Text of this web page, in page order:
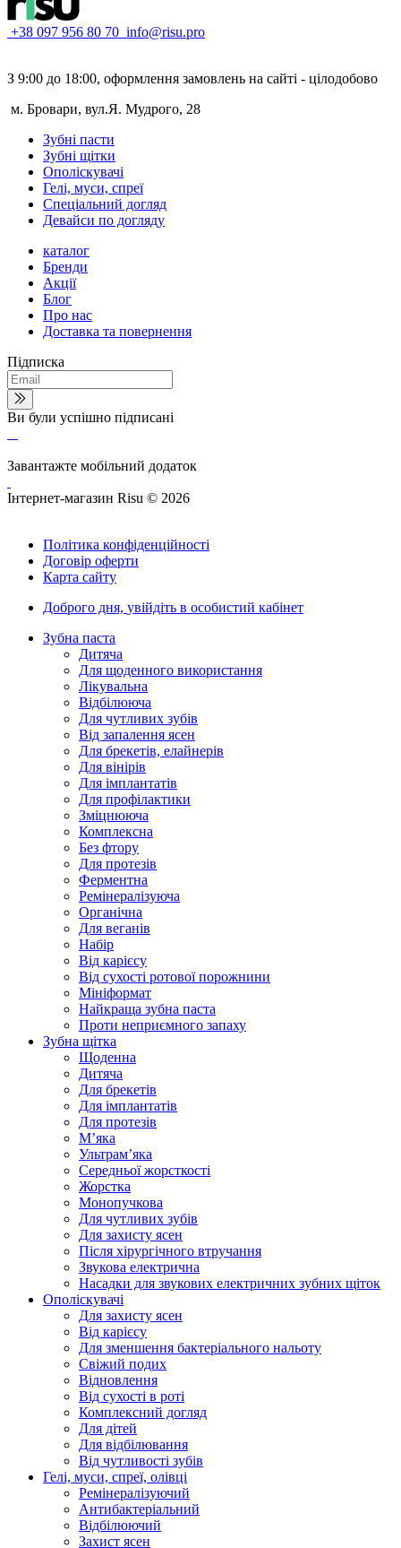
+38 097 956 80 70 info@risu.pro
З 9:00 до 18:00, оформлення замовлень на сайті - цілодобово
м. Бровари, вул.Я. Мудрого, 28
Зубні пасти
Зубні щітки
Ополіскувачі
Гелі, муси, спреї
Спеціальний догляд
Девайси по догляду
каталог
Бренди
Акції
Блог
Про нас
Доставка та повернення
Підписка
Ви були успішно підписані
Завантажте мобільний додаток
Інтернет-магазин Risu © 2026
Політика конфіденційності
Договір оферти
Карта сайту
Доброго дня, увійдіть в особистий кабінет
Зубна паста
Дитяча
Для щоденного використання
Лікувальна
Відбілююча
Для чутливих зубів
Від запалення ясен
Для брекетів, елайнерів
Для вінірів
Для імплантатів
Для профілактики
Зміцнююча
Комплексна
Без фтору
Для протезів
Ферментна
Ремінералізуюча
Органічна
Для веганів
Набір
Від карієсу
Від сухості ротової порожнини
Мініформат
Найкраща зубна паста
Проти неприємного запаху
Зубна щітка
Щоденна
Дитяча
Для брекетів
Для імплантатів
Для протезів
Мʼяка
Ультрамʼяка
Середньої жорсткості
Жорстка
Монопучкова
Для чутливих зубів
Для захисту ясен
Після хірургічного втручання
Звукова електрична
Насадки для звукових електричних зубних щіток
Ополіскувачі
Для захисту ясен
Від карієсу
Для зменшення бактеріального нальоту
Свіжий подих
Відновлення
Від сухості в роті
Комплексний догляд
Для дітей
Для відбілювання
Від чутливості зубів
Гелі, муси, спреї, олівці
Ремінералізуючий
Антибактеріальний
Відбілюючий
Захист ясен